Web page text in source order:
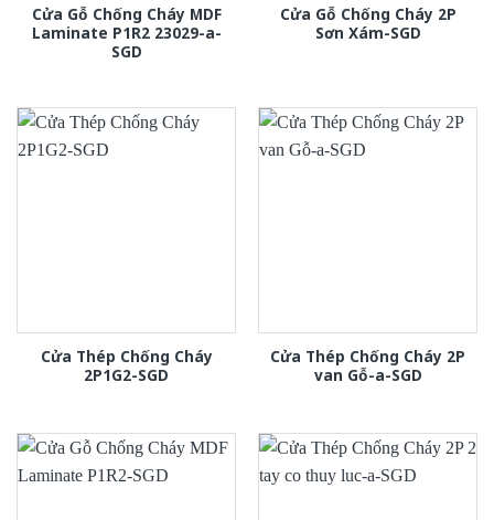
Cửa Gỗ Chống Cháy MDF
Laminate P1R2 23029-a-
SGD
Cửa Gỗ Chống Cháy 2P
Sơn Xám-SGD
Cửa Thép Chống Cháy
2P1G2-SGD
Cửa Thép Chống Cháy 2P
van Gỗ-a-SGD